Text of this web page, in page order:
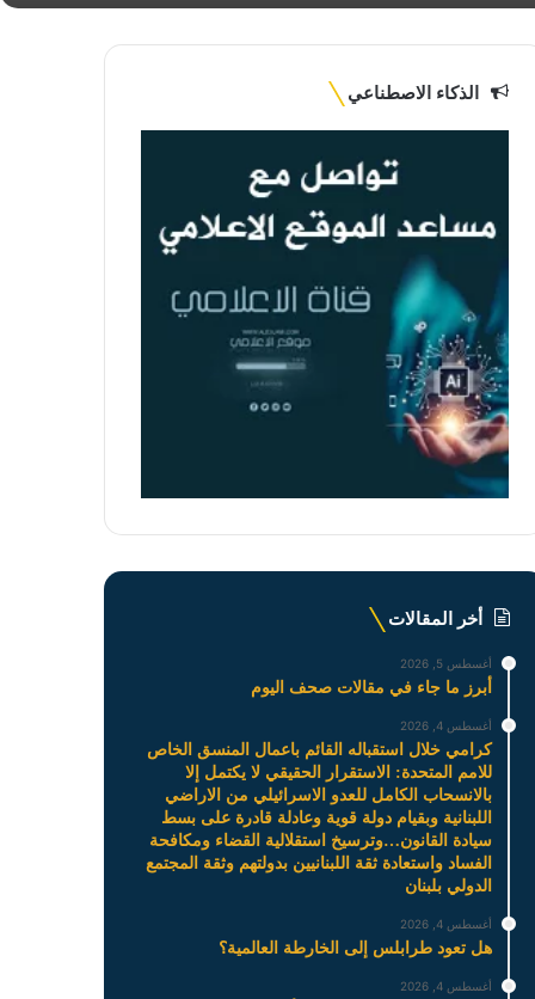
الذكاء الاصطناعي
أخر المقالات
أغسطس 5, 2026
أبرز ما جاء في مقالات صحف اليوم
أغسطس 4, 2026
كرامي خلال استقباله القائم باعمال المنسق الخاص
للامم المتحدة: الاستقرار الحقيقي لا يكتمل إلا
بالانسحاب الكامل للعدو الاسرائيلي من الاراضي
اللبنانية وبقيام دولة قوية وعادلة قادرة على بسط
سيادة القانون…وترسيخ استقلالية القضاء ومكافحة
الفساد واستعادة ثقة اللبنانيين بدولتهم وثقة المجتمع
الدولي بلبنان
أغسطس 4, 2026
هل تعود طرابلس إلى الخارطة العالمية؟
أغسطس 4, 2026